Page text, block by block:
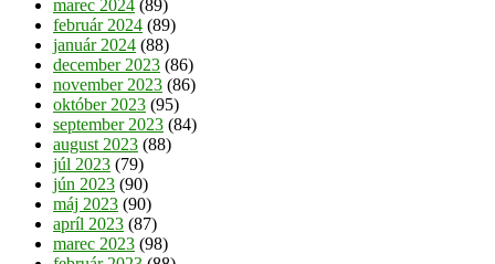
marec 2024 (89)
február 2024 (89)
január 2024 (88)
december 2023 (86)
november 2023 (86)
október 2023 (95)
september 2023 (84)
august 2023 (88)
júl 2023 (79)
jún 2023 (90)
máj 2023 (90)
apríl 2023 (87)
marec 2023 (98)